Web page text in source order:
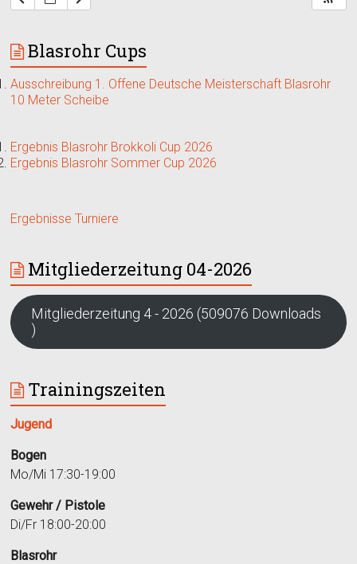
Blasrohr Cups
Ausschreibung 1. Offene Deutsche Meisterschaft Blasrohr
10 Meter Scheibe
Ergebnis Blasrohr Brokkoli Cup 2026
Ergebnis Blasrohr Sommer Cup 2026
Ergebnisse Turniere
Mitgliederzeitung 04-2026
Mitgliederzeitung 4 - 2026 (509076 Downloads
)
Trainingszeiten
Jugend
Bogen
Mo/Mi 17:30-19:00
Gewehr / Pistole
Di/Fr 18:00-20:00
Blasrohr